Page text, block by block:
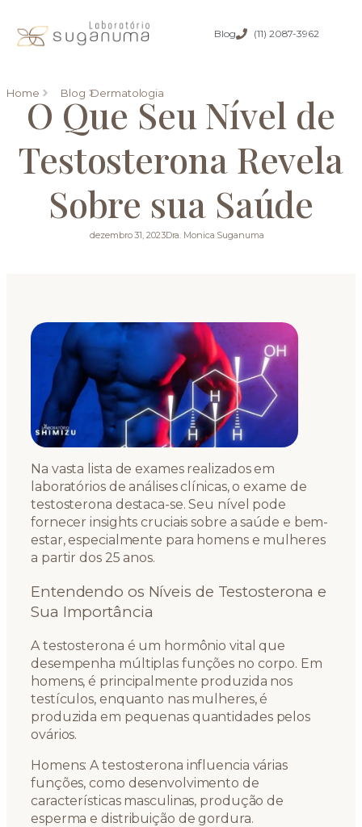
Blog (11) 2087-3962
Home Blog Dermatologia
O Que Seu Nível de
Testosterona Revela
Sobre sua Saúde
dezembro 31, 2023Dra. Monica Suganuma
Na vasta lista de exames realizados em
laboratórios de análises clínicas, o exame de
testosterona destaca-se. Seu nível pode
fornecer insights cruciais sobre a saúde e bem-
estar, especialmente para homens e mulheres
a partir dos 25 anos.
Entendendo os Níveis de Testosterona e
Sua Importância
A testosterona é um hormônio vital que
desempenha múltiplas funções no corpo. Em
homens, é principalmente produzida nos
testículos, enquanto nas mulheres, é
produzida em pequenas quantidades pelos
ovários.
Homens: A testosterona influencia várias
funções, como desenvolvimento de
características masculinas, produção de
esperma e distribuição de gordura.